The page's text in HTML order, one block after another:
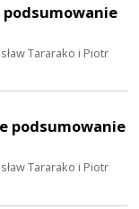
podsumowanie
Tararako i Piotr
podsumowanie
Tararako i Piotr